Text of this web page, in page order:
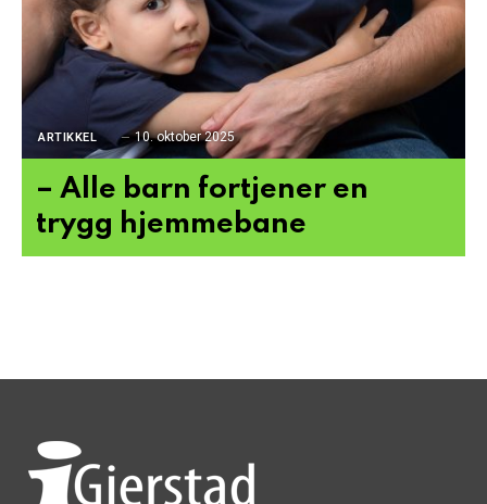
ARTIKKEL 10. oktober 2025
– Alle barn fortjener en
trygg hjemmebane